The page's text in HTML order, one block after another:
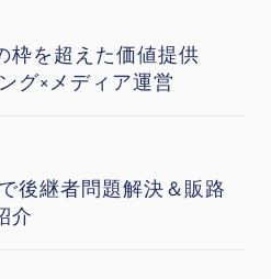
枠を超えた価値提供
グ×メディア運営
後継者問題解決＆販路
介